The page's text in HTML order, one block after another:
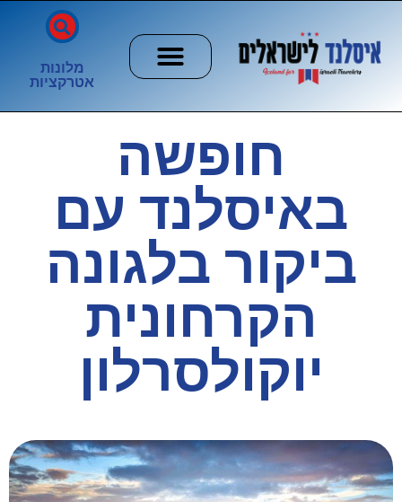
מלונות
אטרקציות
חופשה
באיסלנד עם
ביקור בלגונה
הקרחונית
יוקולסרלון